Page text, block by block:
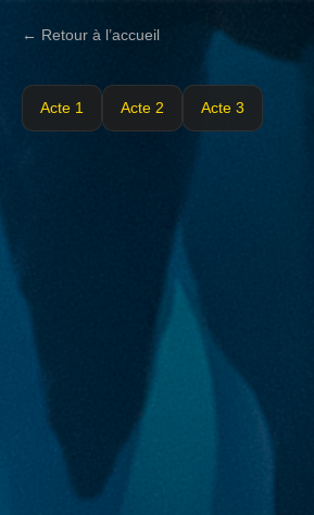
← Retour à l’accueil
Acte 1 Acte 2 Acte 3